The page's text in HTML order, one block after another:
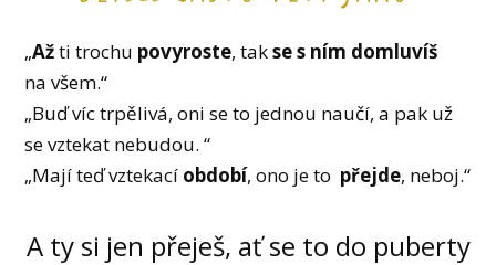
„Ažti trochu povyroste, takse s ním domluvíš
na všem.“
„Buď víc trpělivá, oni se to jednou naučí, a pak už
se vztekat nebudou. “
„Mají teď vztekací období, ono je to přejde, neboj.“
A ty si jen přeješ, ať se to do puberty